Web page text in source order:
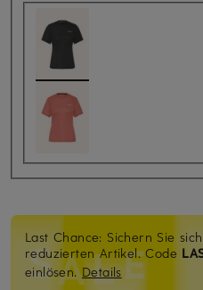
Last Chance: Sichern Sie
reduzierten Artikel. Code
einlösen.Details